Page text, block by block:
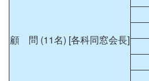
顧 問 (11名) [各科同窓会長]